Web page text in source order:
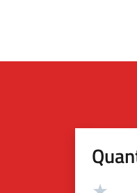
Valutazione